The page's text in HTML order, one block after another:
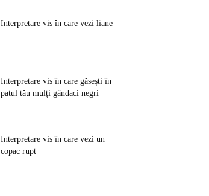
Interpretare vis în care vezi liane
Interpretare vis în care găsești în
patul tău mulți gândaci negri
Interpretare vis în care vezi un
copac rupt